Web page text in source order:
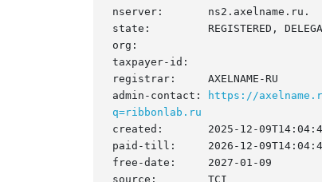
nserver:       ns2.axelname.ru.
state:         REGISTERED,
org:
taxpayer-id:
registrar:     AXELNAME-RU
admin-contact:
https://
q=ribbonlab.ru
created:       2025-12-
paid-till:     2026-12-
free-date:     2027-01-09
source:        TCI